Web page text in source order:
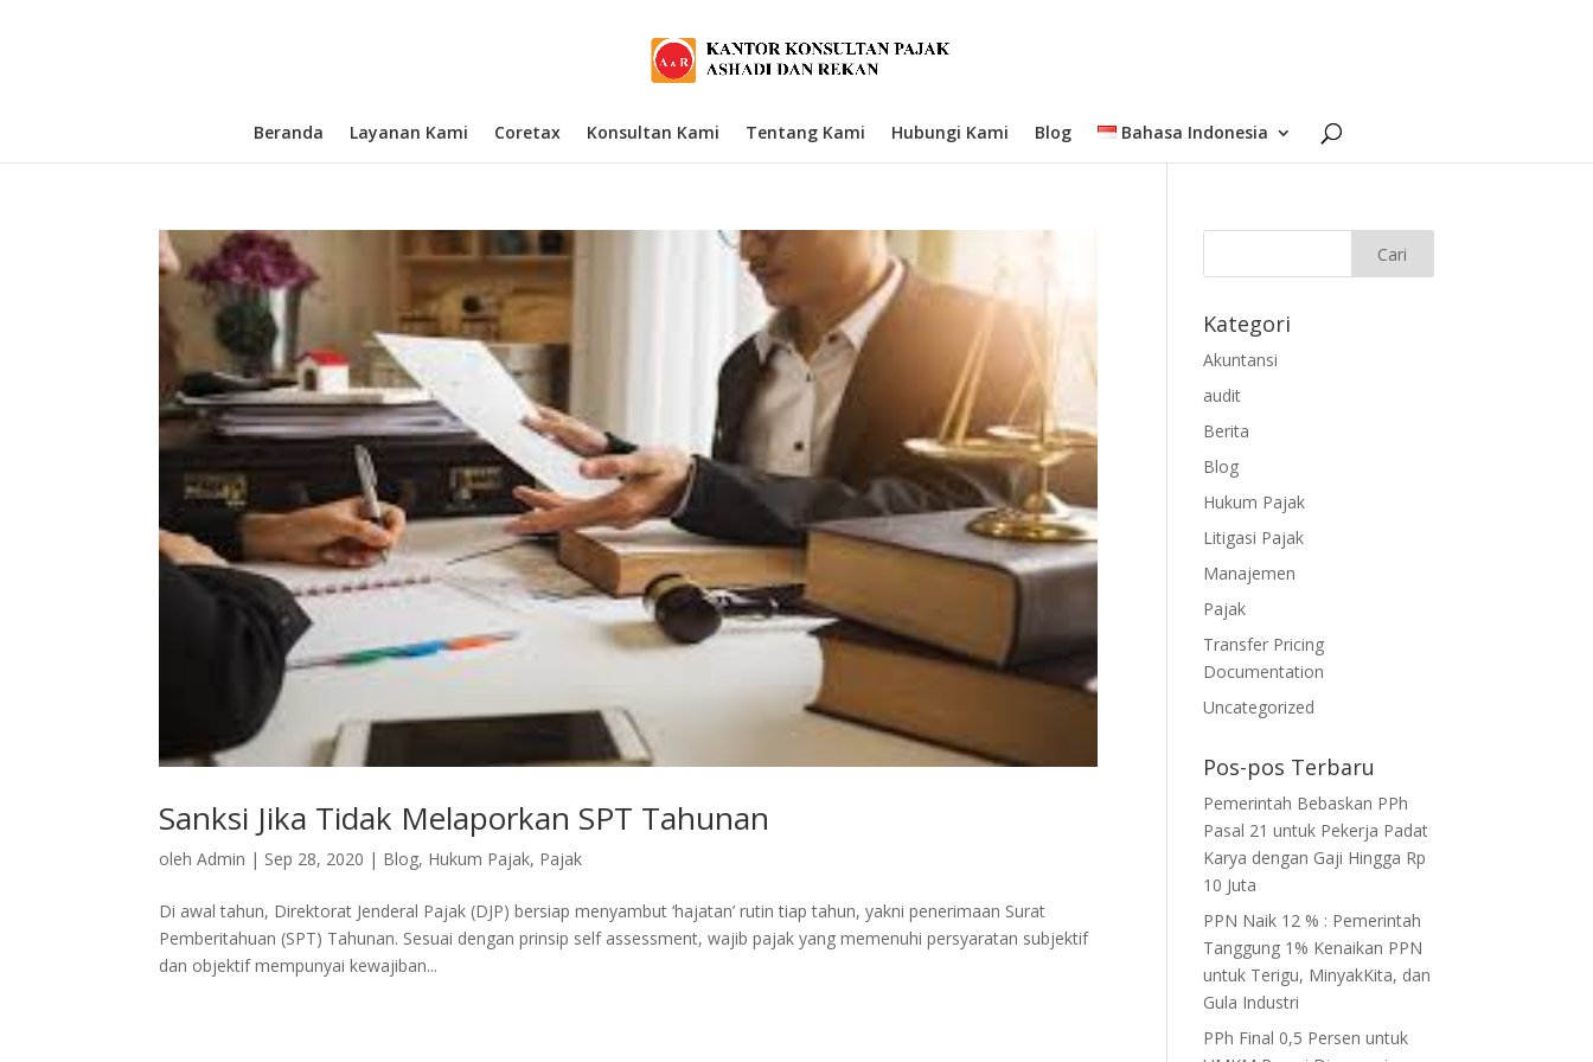
Beranda Layanan Kami Coretax Konsultan Kami Tentang Kami Hubungi Kami Blog Bahasa Indonesia
Sanksi Jika Tidak Melaporkan SPT Tahunan
olehAdmin | Sep 28, 2020 | Blog, Hukum Pajak, Pajak
Di awal tahun, Direktorat Jenderal Pajak (DJP) bersiap menyambut ‘hajatan’ rutin tiap tahun, yakni penerimaan Surat
Pemberitahuan (SPT) Tahunan. Sesuai dengan prinsip self assessment, wajib pajak yang memenuhi persyaratan subjektif
dan objektif mempunyai kewajiban...
Kategori
Akuntansi
audit
Berita
Blog
Hukum Pajak
Litigasi Pajak
Manajemen
Pajak
Transfer Pricing
Documentation
Uncategorized
Pos-pos Terbaru
Pemerintah Bebaskan PPh
Pasal 21 untuk Pekerja Padat
Karya dengan Gaji Hingga Rp
10 Juta
PPN Naik 12 % : Pemerintah
Tanggung 1% Kenaikan PPN
untuk Terigu, MinyakKita, dan
Gula Industri
PPh Final 0,5 Persen untuk